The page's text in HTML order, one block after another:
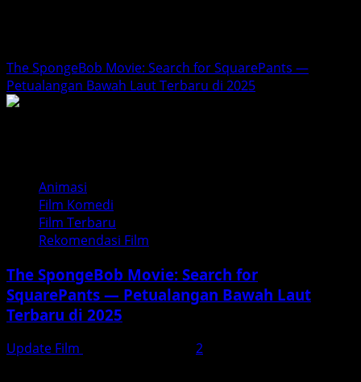
The SpongeBob Movie: Search for SquarePants —
Petualangan Bawah Laut Terbaru di 2025
Animasi
Film Komedi
Film Terbaru
Rekomendasi Film
The SpongeBob Movie: Search for
SquarePants — Petualangan Bawah Laut
Terbaru di 2025
Update Film
2